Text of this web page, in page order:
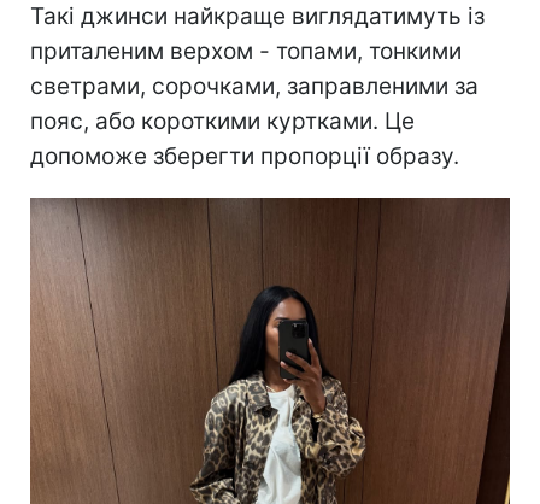
Такі джинси найкраще виглядатимуть із
приталеним верхом - топами, тонкими
светрами, сорочками, заправленими за
пояс, або короткими куртками. Це
допоможе зберегти пропорції образу.